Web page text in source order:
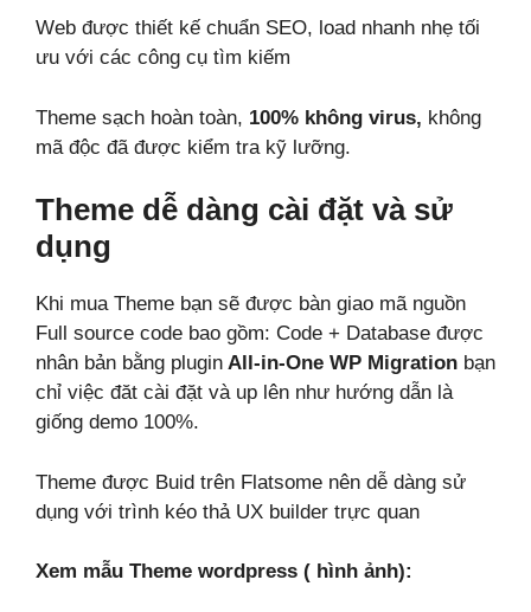
Web được thiết kế chuẩn SEO, load nhanh nhẹ tối
ưu với các công cụ tìm kiếm
Theme sạch hoàn toàn, 100% không virus, không
mã độc đã được kiểm tra kỹ lưỡng.
Theme dễ dàng cài đặt và sử
dụng
Khi mua Theme bạn sẽ được bàn giao mã nguồn
Full source code bao gồm: Code + Database được
nhân bản bằng plugin All-in-One WP Migration bạn
chỉ việc đăt cài đặt và up lên như hướng dẫn là
giống demo 100%.
Theme được Buid trên Flatsome nên dễ dàng sử
dụng với trình kéo thả UX builder trực quan
Xem mẫu Theme wordpress ( hình ảnh):